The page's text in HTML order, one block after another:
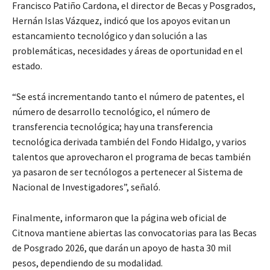
Francisco Patiño Cardona, el director de Becas y Posgrados,
Hernán Islas Vázquez, indicó que los apoyos evitan un
estancamiento tecnológico y dan solución a las
problemáticas, necesidades y áreas de oportunidad en el
estado.
“Se está incrementando tanto el número de patentes, el
número de desarrollo tecnológico, el número de
transferencia tecnológica; hay una transferencia
tecnológica derivada también del Fondo Hidalgo, y varios
talentos que aprovecharon el programa de becas también
ya pasaron de ser tecnólogos a pertenecer al Sistema de
Nacional de Investigadores”, señaló.
Finalmente, informaron que la página web oficial de
Citnova mantiene abiertas las convocatorias para las Becas
de Posgrado 2026, que darán un apoyo de hasta 30 mil
pesos, dependiendo de su modalidad.